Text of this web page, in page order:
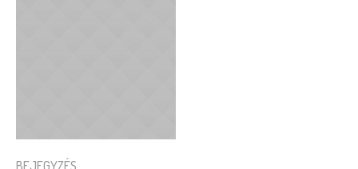
BEJEGYZÉS